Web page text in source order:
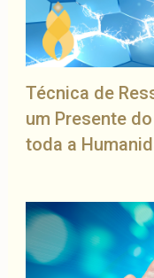
Técnica de
um Presente
toda a